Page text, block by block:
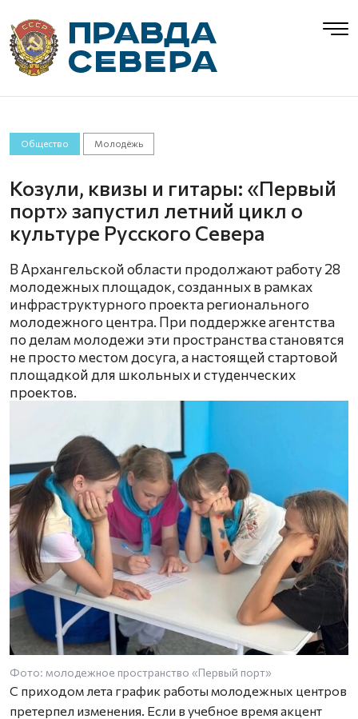
Общество Молодёжь
Козули, квизы и гитары: «Первый
порт» запустил летний цикл о
культуре Русского Севера
В Архангельской области продолжают работу 28
молодежных площадок, созданных в рамках
инфраструктурного проекта регионального
молодежного центра. При поддержке агентства
по делам молодежи эти пространства становятся
не просто местом досуга, а настоящей стартовой
площадкой для школьных и студенческих
проектов.
Фото: молодежное пространство «Первый порт»
С приходом лета график работы молодежных центров
претерпел изменения. Если в учебное время акцент